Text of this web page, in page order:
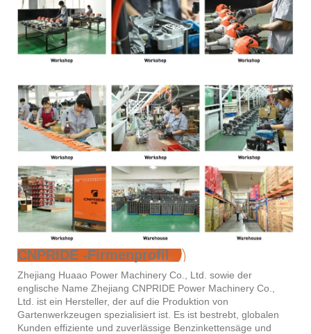
CNPRIDE -Firmenprofil
Zhejiang Huaao Power Machinery Co., Ltd. sowie der
englische Name Zhejiang CNPRIDE Power Machinery Co.,
Ltd. ist ein Hersteller, der auf die Produktion von
Gartenwerkzeugen spezialisiert ist. Es ist bestrebt, globalen
Kunden effiziente und zuverlässige Benzinkettensäge und